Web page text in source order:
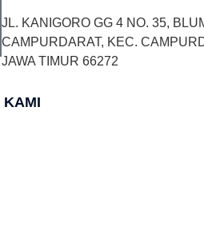
JL. KANIGORO GG 4 NO. 35,
CAMPURDARAT, KEC.
JAWA TIMUR 66272
KAMI